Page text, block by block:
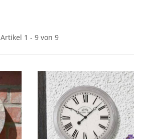
Artikel 1 - 9 von 9